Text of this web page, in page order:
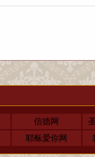
信德网
耶稣爱你网